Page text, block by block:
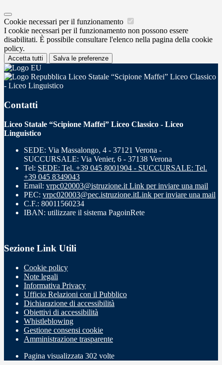
Cookie necessari per il funzionamento
I cookie necessari per il funzionamento non possono essere
disabilitati. È possibile consultare l'elenco nella pagina della cookie
policy.
Accetta tutti Salva le preferenze
Liceo Statale “Scipione Maffei” Liceo Classico
- Liceo Linguistico
Contatti
Liceo Statale “Scipione Maffei” Liceo Classico - Liceo
Linguistico
SEDE: Via Massalongo, 4 - 37121 Verona -
SUCCURSALE: Via Venier, 6 - 37138 Verona
Tel: SEDE: Tel. +39 045 8001904 - SUCCURSALE: Tel.
+39 045 8349043
Email: vrpc020003@istruzione.it Link per inviare una mail
PEC: vrpc020003@pec.istruzione.itLink per inviare una mail
C.F.: 80011560234
IBAN: utilizzare il sistema PagoinRete
Sezione Link Utili
Cookie policy
Note legali
Informativa Privacy
Ufficio Relazioni con il Pubblico
Dichiarazione di accessibilità
Obiettivi di accessibilità
Whistleblowing
Gestione consensi cookie
Amministrazione trasparente
Pagina visualizzata 302 volte